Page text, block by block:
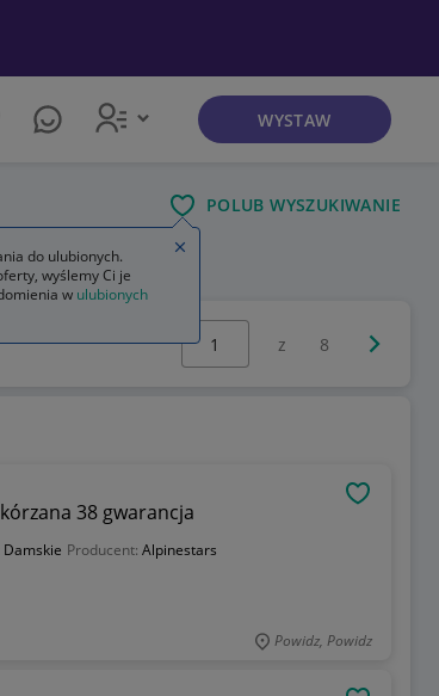
WYSTAW
POLUB WYSZUKIWANIE
z 8
38 gwarancja
Damskie Producent: Alpinestars
Powidz, Powidz
do ulubionych.
wyślemy Ci je
w ulubionych
Zamknij wskazówkę